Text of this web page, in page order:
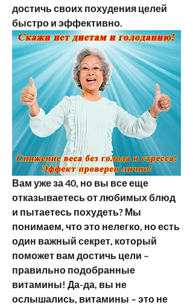
достичь своих похудения целей
быстро и эффективно.
Вам уже за 40, но вы все еще
отказываетесь от любимых блюд
и пытаетесь похудеть? Мы
понимаем, что это нелегко, но есть
один важный секрет, который
поможет вам достичь цели –
правильно подобранные
витамины! Да-да, вы не
ослышались, витамины – это не